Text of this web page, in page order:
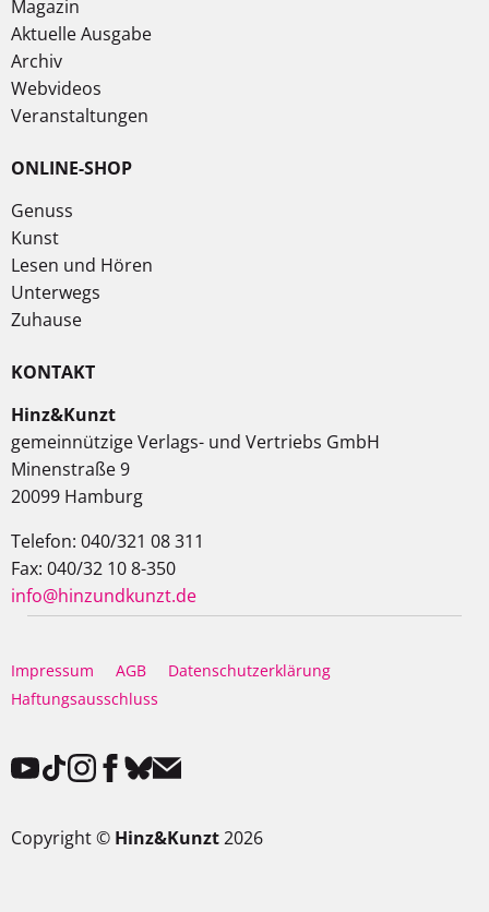
Magazin
Aktuelle Ausgabe
Archiv
Webvideos
Veranstaltungen
ONLINE-SHOP
Genuss
Kunst
Lesen und Hören
Unterwegs
Zuhause
KONTAKT
Hinz&Kunzt
gemeinnützige Verlags- und Vertriebs GmbH
Minenstraße 9
20099 Hamburg
Telefon: 040/321 08 311
Fax: 040/32 10 8-350
info@hinzundkunzt.de
Impressum AGB
Datenschutzerklärung
Haftungsausschluss
Copyright © Hinz&Kunzt2026